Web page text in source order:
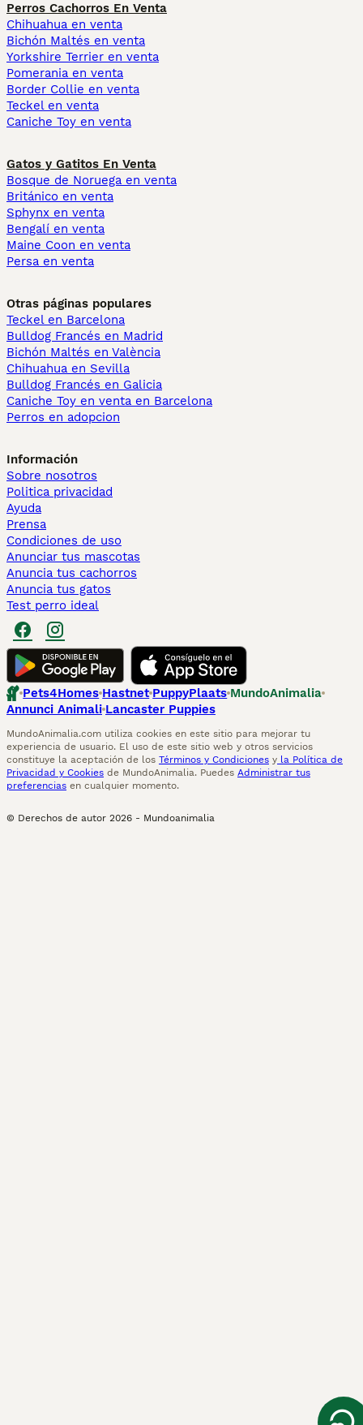
Perros Cachorros En Venta
Chihuahua en venta
Bichón Maltés en venta
Yorkshire Terrier en venta
Pomerania en venta
Border Collie en venta
Teckel en venta
Caniche Toy en venta
Gatos y Gatitos En Venta
Bosque de Noruega en venta
Británico en venta
Sphynx en venta
Bengalí en venta
Maine Coon en venta
Persa en venta
Otras páginas populares
Teckel en Barcelona
Bulldog Francés en Madrid
Bichón Maltés en València
Chihuahua en Sevilla
Bulldog Francés en Galicia
Caniche Toy en venta en Barcelona
Perros en adopcion
Información
Sobre nosotros
Politica privacidad
Ayuda
Prensa
Condiciones de uso
Anunciar tus mascotas
Anuncia tus cachorros
Anuncia tus gatos
Test perro ideal
Pets4Homes Hastnet PuppyPlaats MundoAnimalia
Annunci Animali Lancaster Puppies
MundoAnimalia.com utiliza cookies en este sitio para mejorar tu
experiencia de usuario. El uso de este sitio web y otros servicios
constituye la aceptación de los Términos y Condiciones y la Política de
Privacidad y Cookies de MundoAnimalia. Puedes Administrar tus
preferencias en cualquier momento.
© Derechos de autor 2026 - Mundoanimalia